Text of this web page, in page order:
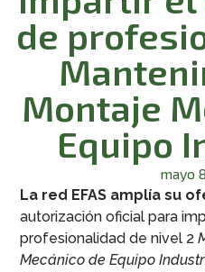
de
Montaje
Equipo
mayo
La red EFAS amplía su
autorización oficial para
profesionalidad de nivel 2
Mecánico de Equipo